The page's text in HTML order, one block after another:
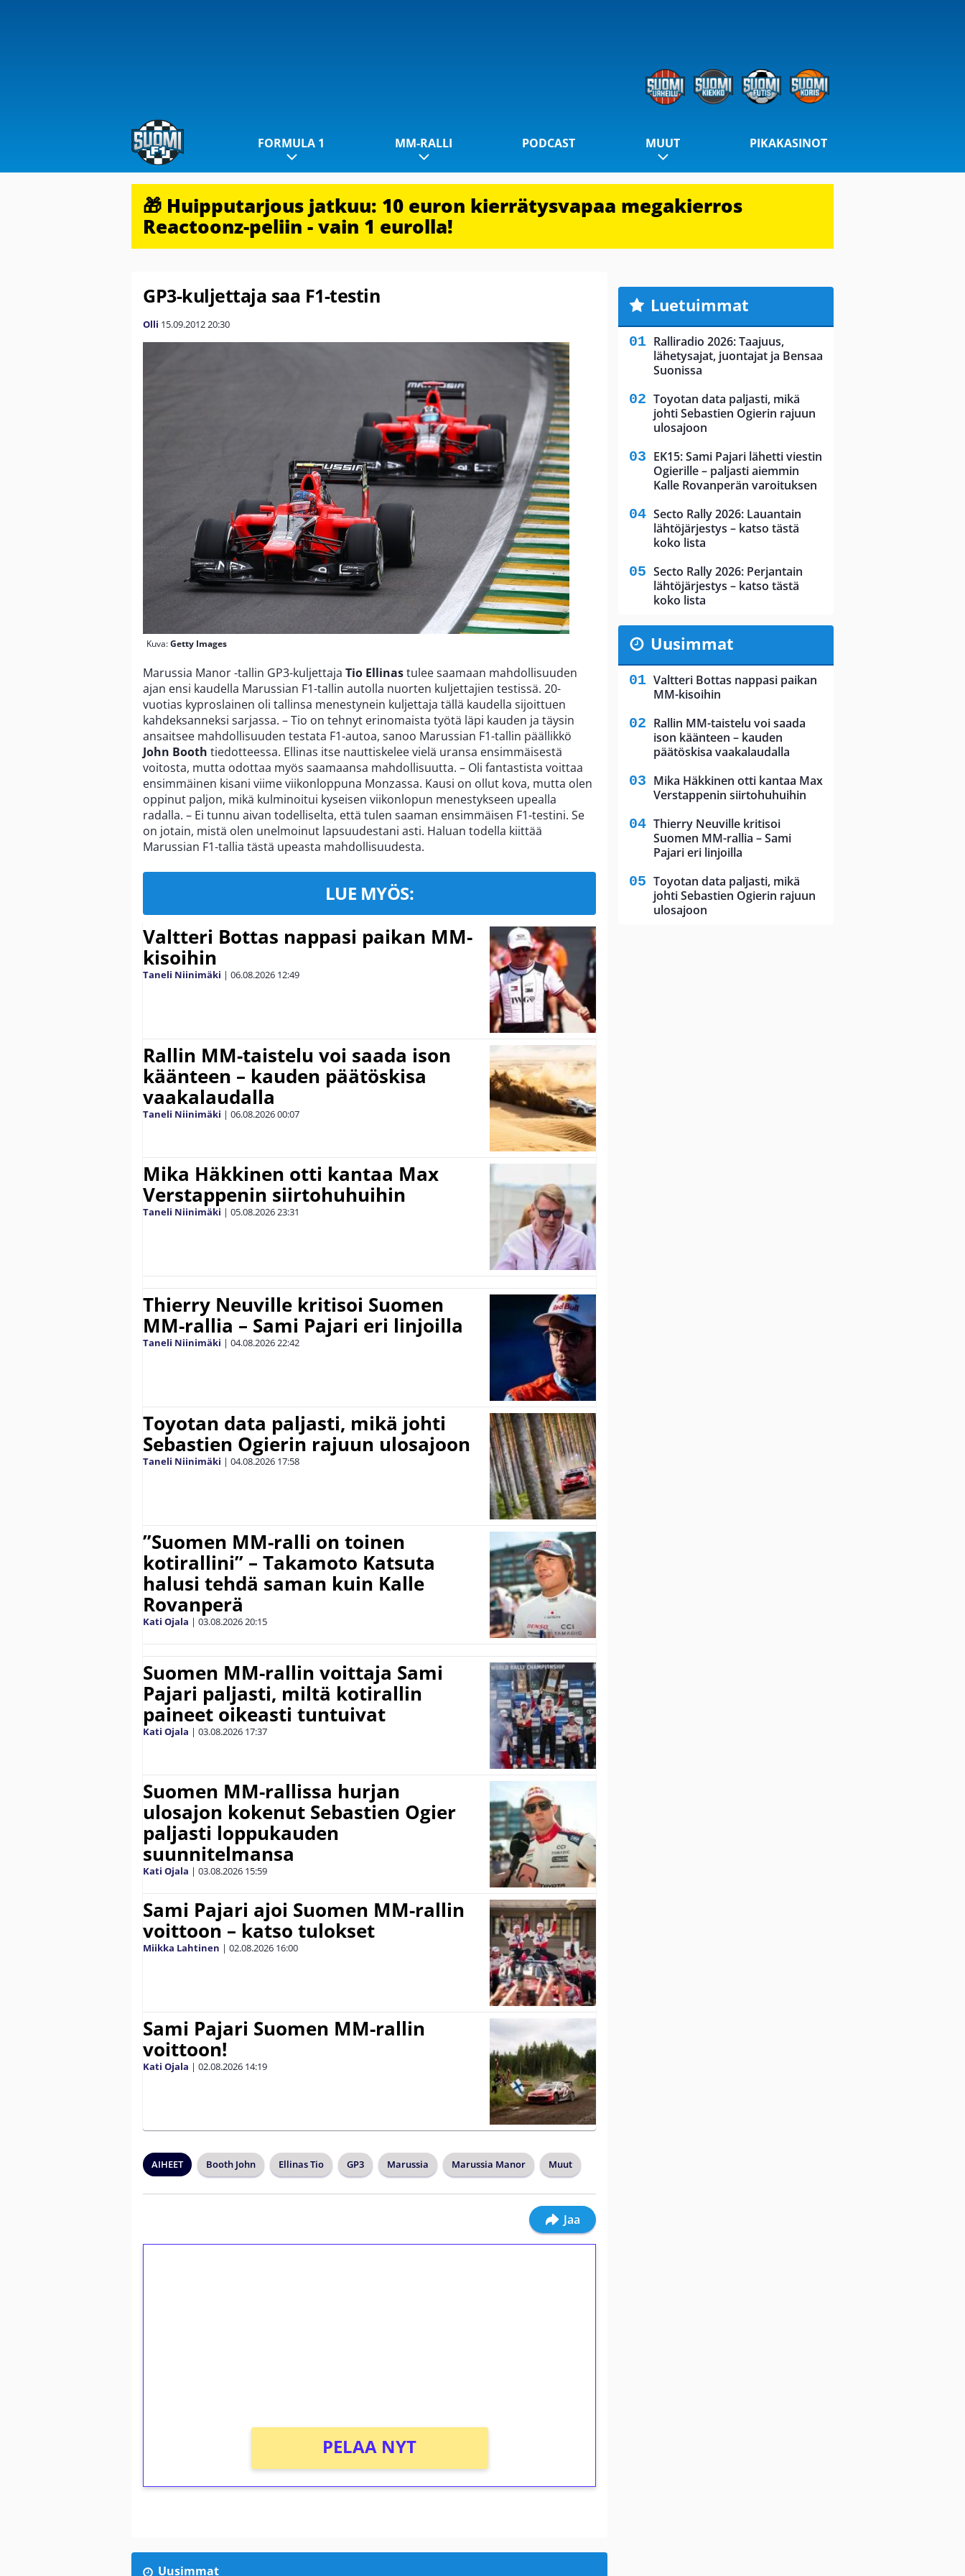
FORMULA 1 MM-RALLI PODCAST MUUT PIKAKASINOT
🎁 Huipputarjous jatkuu: 10 euron kierrätysvapaa megakierros
Reactoonz-peliin - vain 1 eurolla!
GP3-kuljettaja saa F1-testin
Olli 15.09.201220:30
Kuva:Getty Images
Marussia Manor -tallin GP3-kuljettaja Tio Ellinastulee saamaan mahdollisuuden
ajan ensi kaudella Marussian F1-tallin autolla nuorten kuljettajien testissä. 20-
vuotias kyproslainen oli tallinsa menestynein kuljettaja tällä kaudella sijoittuen
kahdeksanneksi sarjassa. – Tio on tehnyt erinomaista työtä läpi kauden ja täysin
ansaitsee mahdollisuuden testata F1-autoa, sanoo Marussian F1-tallin päällikkö
John Booth tiedotteessa. Ellinas itse nauttiskelee vielä uransa ensimmäisestä
voitosta, mutta odottaa myös saamaansa mahdollisuutta. – Oli fantastista voittaa
ensimmäinen kisani viime viikonloppuna Monzassa. Kausi on ollut kova, mutta olen
oppinut paljon, mikä kulminoitui kyseisen viikonlopun menestykseen upealla
radalla. – Ei tunnu aivan todelliselta, että tulen saaman ensimmäisen F1-testini. Se
on jotain, mistä olen unelmoinut lapsuudestani asti. Haluan todella kiittää
Marussian F1-tallia tästä upeasta mahdollisuudesta.
LUE MYÖS:
Valtteri Bottas nappasi paikan MM-
kisoihin
Taneli Niinimäki | 06.08.2026 12:49
Rallin MM-taistelu voi saada ison
käänteen – kauden päätöskisa
vaakalaudalla
Taneli Niinimäki | 06.08.202600:07
Mika Häkkinen otti kantaa Max
Verstappenin siirtohuhuihin
Taneli Niinimäki | 05.08.202623:31
Thierry Neuville kritisoi Suomen
MM-rallia – Sami Pajari eri linjoilla
Taneli Niinimäki | 04.08.202622:42
Toyotan data paljasti, mikä johti
Sebastien Ogierin rajuun ulosajoon
Taneli Niinimäki | 04.08.2026 17:58
”Suomen MM-ralli on toinen
kotirallini” – Takamoto Katsuta
halusi tehdä saman kuin Kalle
Rovanperä
Kati Ojala | 03.08.202620:15
Suomen MM-rallin voittaja Sami
Pajari paljasti, miltä kotirallin
paineet oikeasti tuntuivat
Kati Ojala | 03.08.2026 17:37
Suomen MM-rallissa hurjan
ulosajon kokenut Sebastien Ogier
paljasti loppukauden
suunnitelmansa
Kati Ojala | 03.08.2026 15:59
Sami Pajari ajoi Suomen MM-rallin
voittoon – katso tulokset
Miikka Lahtinen | 02.08.2026 16:00
Sami Pajari Suomen MM-rallin
voittoon!
Kati Ojala | 02.08.2026 14:19
AIHEET Booth John Ellinas Tio GP3 Marussia Marussia Manor Muut
Jaa
PELAA NYT
Uusimmat
Luetuimmat
Ralliradio 2026: Taajuus,
lähetysajat, juontajat ja Bensaa
Suonissa
Toyotan data paljasti, mikä
johti Sebastien Ogierin rajuun
ulosajoon
EK15: Sami Pajari lähetti viestin
Ogierille – paljasti aiemmin
Kalle Rovanperän varoituksen
Secto Rally 2026: Lauantain
lähtöjärjestys – katso tästä
koko lista
Secto Rally 2026: Perjantain
lähtöjärjestys – katso tästä
koko lista
Uusimmat
Valtteri Bottas nappasi paikan
MM-kisoihin
Rallin MM-taistelu voi saada
ison käänteen – kauden
päätöskisa vaakalaudalla
Mika Häkkinen otti kantaa Max
Verstappenin siirtohuhuihin
Thierry Neuville kritisoi
Suomen MM-rallia – Sami
Pajari eri linjoilla
Toyotan data paljasti, mikä
johti Sebastien Ogierin rajuun
ulosajoon